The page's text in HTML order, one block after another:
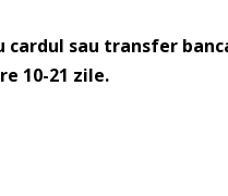
cardul sau transfer
10-21 zile.